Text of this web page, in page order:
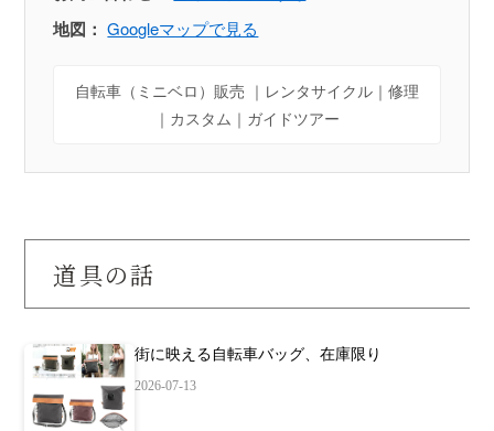
地図： Googleマップで見る
自転車（ミニベロ）販売 ｜レンタサイクル｜修理
｜カスタム｜ガイドツアー
道具の話
街に映える自転車バッグ、在庫限り
2026-07-13